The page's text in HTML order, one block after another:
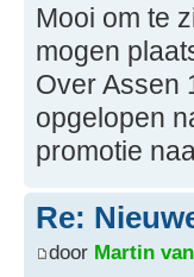
Mooi om te
mogen
Over Assen
opgelopen
promotie
Re:
door Martin